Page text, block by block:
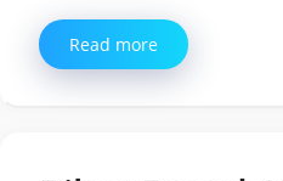
Read more